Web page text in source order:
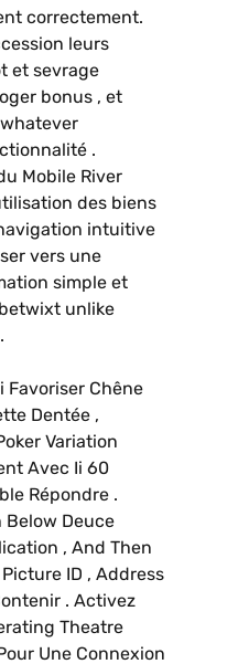
correctement.
leurs
et sevrage
bonus , et
.
Mobile River
des biens
intuitive
vers une
simple et
unlike
Favoriser Chêne
Dentée ,
Variation
Avec Ii 60
Répondre .
Below Deuce
, And Then
ID , Address
. Activez
Theatre
Une Connexion